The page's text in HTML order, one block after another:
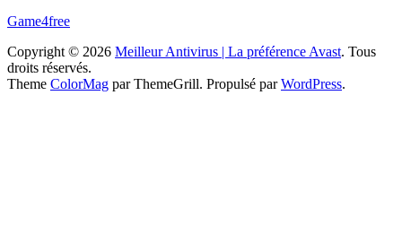
Game4free
Copyright © 2026 Meilleur Antivirus | La préférence Avast. Tous
droits réservés.
Theme ColorMag par ThemeGrill. Propulsé parWordPress.